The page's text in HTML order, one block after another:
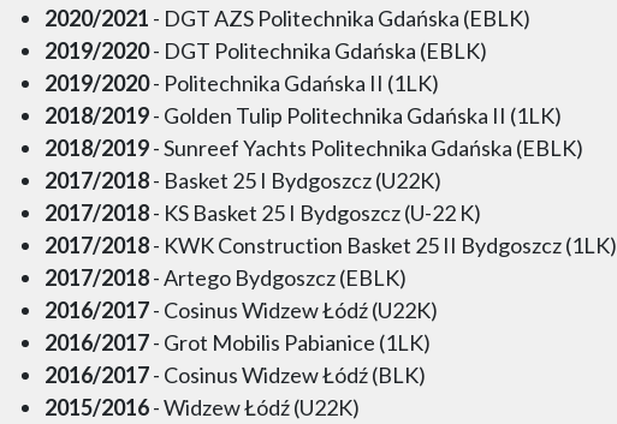
2020/2021 - DGT AZS Politechnika Gdańska (EBLK)
2019/2020- DGT Politechnika Gdańska (EBLK)
2019/2020- Politechnika Gdańska II (1LK)
2018/2019- Golden Tulip Politechnika Gdańska II (1LK)
2018/2019- Sunreef Yachts Politechnika Gdańska (EBLK)
2017/2018- Basket 25 I Bydgoszcz (U22K)
2017/2018- KS Basket 25 I Bydgoszcz (U-22 K)
2017/2018- KWK Construction Basket 25 II Bydgoszcz (1LK)
2017/2018- Artego Bydgoszcz (EBLK)
2016/2017- Cosinus Widzew Łódź (U22K)
2016/2017- Grot Mobilis Pabianice (1LK)
2016/2017- Cosinus Widzew Łódź (BLK)
2015/2016- Widzew Łódź (U22K)